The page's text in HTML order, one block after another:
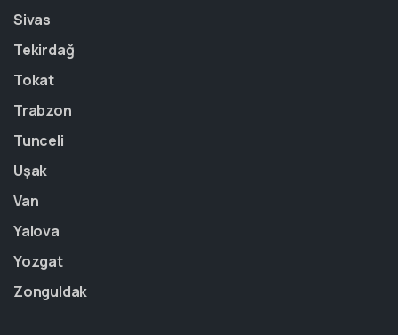
Sivas
Tekirdağ
Tokat
Trabzon
Tunceli
Uşak
Van
Yalova
Yozgat
Zonguldak